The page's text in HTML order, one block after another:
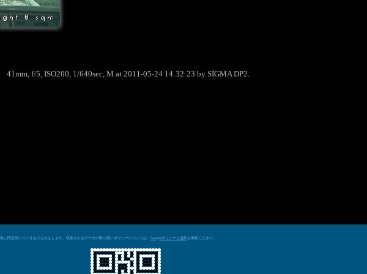
41mm, f/5, ISO200, 1/640sec, M at 2011-05-24 14:32:23 by SIGMA DP2.
同意頂いているものとみなします。収集されるデータの取り扱いポリシーについては、 Googleポリシーと規約を御覧ください。